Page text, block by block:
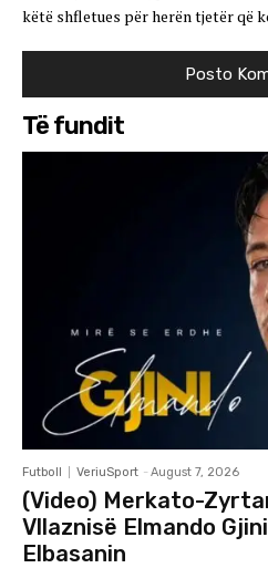
këtë shfletues për herën tjetër që
Të fundit
Futboll VeriuSport - August 7, 2026
(Video) Merkato-
Vllaznisë Elmando
Elbasanin